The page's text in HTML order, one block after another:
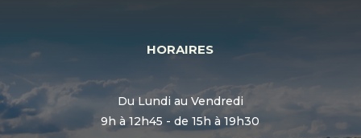
HORAIRES
Du Lundi au Vendredi
9h à 12h45 - de 15h à 19h30